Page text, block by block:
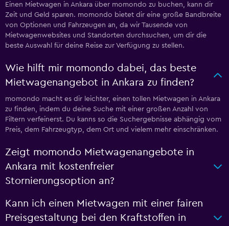
Einen Mietwagen in Ankara über momondo zu buchen, kann dir
Zeit und Geld sparen. momondo bietet dir eine große Bandbreite
von Optionen und Fahrzeugen an, da wir Tausende von
Mietwagenwebsites und Standorten durchsuchen, um dir die
beste Auswahl für deine Reise zur Verfügung zu stellen.
Wie hilft mir momondo dabei, das beste
Mietwagenangebot in Ankara zu finden?
momondo macht es dir leichter, einen tollen Mietwagen in Ankara
zu finden, indem du deine Suche mit einer großen Anzahl von
Filtern verfeinerst. Du kanns so die Suchergebnisse abhängig vom
Preis, dem Fahrzeugtyp, dem Ort und vielem mehr einschränken.
Zeigt momondo Mietwagenangebote in
Ankara mit kostenfreier
Stornierungsoption an?
Kann ich einen Mietwagen mit einer fairen
Preisgestaltung bei den Kraftstoffen in